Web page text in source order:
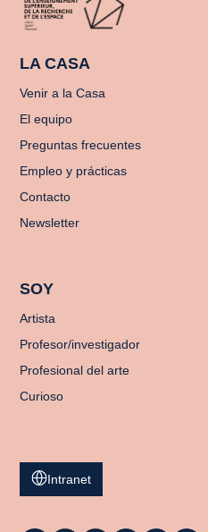
LA CASA
Venir a la Casa
El equipo
Preguntas frecuentes
Empleo y prácticas
Contacto
Newsletter
SOY
Artista
Profesor/investigador
Profesional del arte
Curioso
Intranet